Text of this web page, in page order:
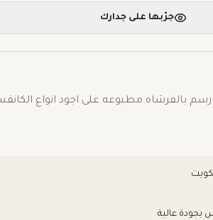
جرّبها على جدارك
رسم بالفرشاه مطبوعه على اجود انواع
بجودة عالية